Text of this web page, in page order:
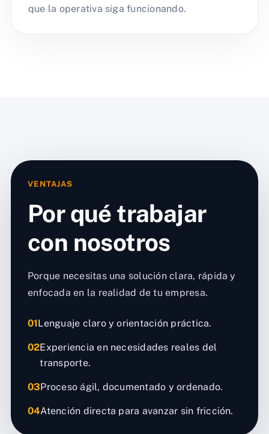
que la operativa siga funcionando.
VENTAJAS
Por qué trabajar
con nosotros
Porque necesitas una solución clara, rápida y
enfocada en la realidad de tu empresa.
01Lenguaje claro y orientación práctica.
02Experiencia en necesidades reales del
transporte.
03Proceso ágil, documentado y ordenado.
04Atención directa para avanzar sin fricción.